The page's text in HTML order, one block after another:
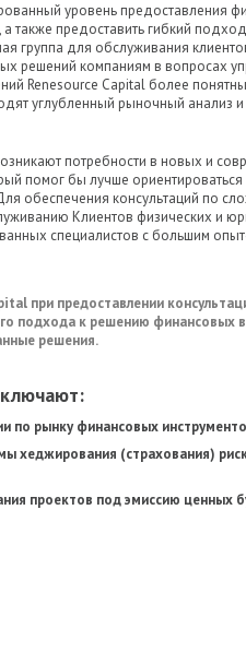
уровень предоставления
предоставить гибкий
группа для обслуживания
решений компаниям в вопросах
Renesource Capital более
углубленный рыночный анализ
потребности в новых и
помог бы лучше
обеспечения консультаций по
Клиентов физических и
специалистов с большим
при предоставлении
подхода к решению финансовых
решения.
по рынку финансовых
хеджирования (страхования)
проектов под эмиссию ценных